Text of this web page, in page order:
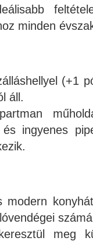
minden
(+1
áll.
ingyenes
modern
meg